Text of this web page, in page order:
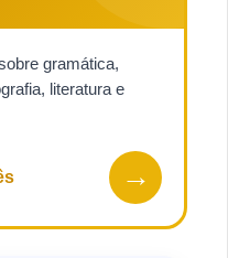
gramática,
literatura e
→